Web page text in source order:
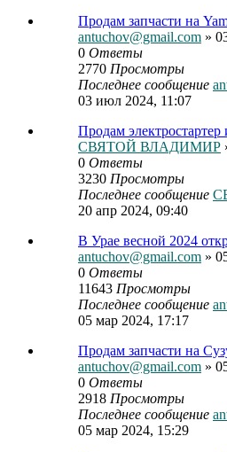
Продам запчасти на
antuchov@gmail.com »
0 Ответы
2770 Просмотры
Последнее сообщение
03 июл 2024, 11:07
Продам
СВЯТОЙ ВЛАДИМИР
0 Ответы
3230 Просмотры
Последнее сообщение
20 апр 2024, 09:40
В Урае весной 2024
antuchov@gmail.com »
0 Ответы
11643 Просмотры
Последнее сообщение
05 мар 2024, 17:17
Продам запчасти на
antuchov@gmail.com »
0 Ответы
2918 Просмотры
Последнее сообщение
05 мар 2024, 15:29